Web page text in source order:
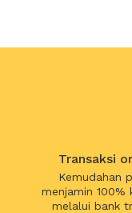
Transaksi
Kemudahan
menjamin 100%
melalui bank